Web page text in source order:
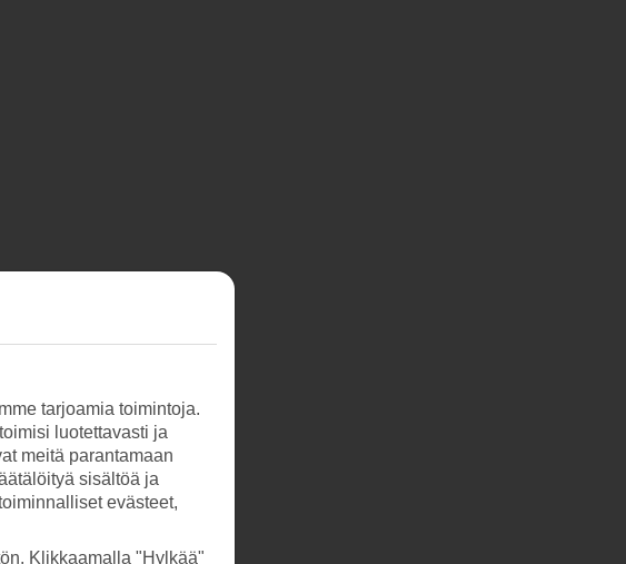
tarjoamia toimintoja.
luotettavasti ja
meitä parantamaan
sisältöä ja
evästeet,
Klikkaamalla "Hylkää"